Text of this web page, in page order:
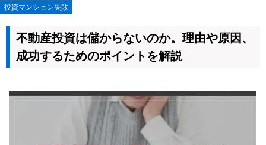
投資マンション失敗
不動産投資は儲からないのか。理由や原因、
成功するためのポイントを解説